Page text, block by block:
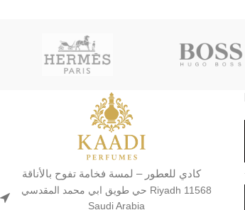
كادي للعطور – لمسة فخامة تفوح بالأناقة
حي طويق ابي محمد المقدسي Riyadh 11568
Saudi Arabia